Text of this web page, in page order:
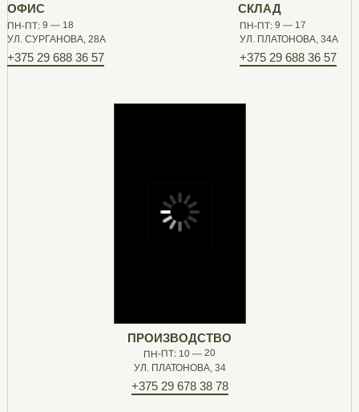
ОФИС
ПН-ПТ: 9 — 18
УЛ. СУРГАНОВА, 28А
ПРОИЗВОДСТВО
ПН-ПТ: 10 — 20
УЛ. ПЛАТОНОВА, 34
+375 29 678 38 78
+375 29 688 36 57
СКЛАД
ПН-ПТ: 9 — 17
УЛ. ПЛАТОНОВА, 34А
+375 29 688 36 57